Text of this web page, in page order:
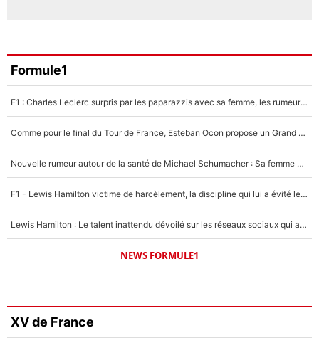
Formule1
F1 : Charles Leclerc surpris par les paparazzis avec sa femme, les rumeurs étaient vraies !
Comme pour le final du Tour de France, Esteban Ocon propose un Grand Prix de Formule 1 à Paris : «Autour de l’Arc de Triomphe, ce serait génial» !
Nouvelle rumeur autour de la santé de Michael Schumacher : Sa femme Corinna sort du silence
F1 - Lewis Hamilton victime de harcèlement, la discipline qui lui a évité le pire : «J'aurais probablement mal tourné»
Lewis Hamilton : Le talent inattendu dévoilé sur les réseaux sociaux qui a impressionné Kim Kardashian pendant leurs vacances en amoureux !
NEWS FORMULE1
XV de France